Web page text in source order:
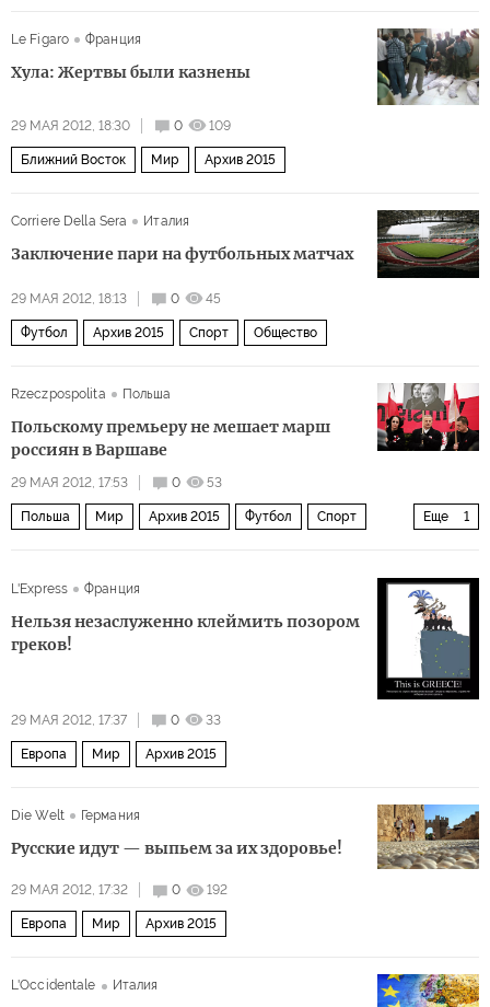
Le Figaro
Франция
Хула: Жертвы были казнены
29 МАЯ 2012, 18:30 0 109
Ближний Восток Мир Архив 2015
Corriere Della Sera Италия
Заключение пари на футбольных матчах
29 МАЯ 2012, 18:13 0 45
Футбол Архив 2015 Спорт Общество
Rzeczpospolita Польша
Польскому премьеру не мешает марш
россиян в Варшаве
29 МАЯ 2012, 17:53 0 53
Еще 1
Польша Мир Архив 2015 Футбол Спорт
L'Express Франция
Нельзя незаслуженно клеймить позором
греков!
29 МАЯ 2012, 17:37 0 33
Европа Мир Архив 2015
Die Welt Германия
Русские идут — выпьем за их здоровье!
29 МАЯ 2012, 17:32 0 192
Европа Мир Архив 2015
L'Occidentale Италия